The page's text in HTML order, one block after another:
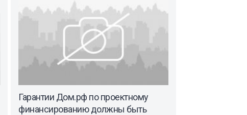
Гарантии Дом.рф по проектному
финансированию должны быть